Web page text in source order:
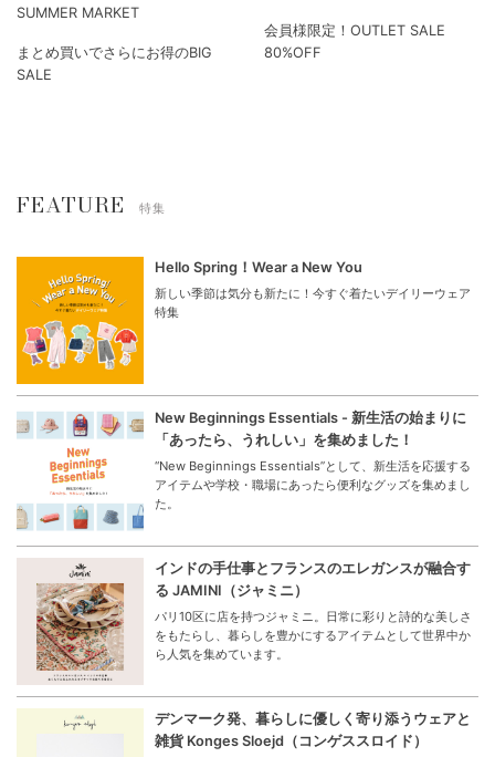
SUMMER MARKET
まとめ買いでさらにお得のBIG
SALE
会員様限定！OUTLET SALE
80%OFF
FEATURE 特集
Hello Spring！Wear a New You
新しい季節は気分も新たに！今すぐ着たいデイリーウェア
特集
New Beginnings Essentials - 新生活の始まりに
「あったら、うれしい」を集めました！
“New Beginnings Essentials”として、新生活を応援する
アイテムや学校・職場にあったら便利なグッズを集めまし
た。
インドの手仕事とフランスのエレガンスが融合す
る JAMINI（ジャミニ）
パリ10区に店を持つジャミニ。日常に彩りと詩的な美しさ
をもたらし、暮らしを豊かにするアイテムとして世界中か
ら人気を集めています。
デンマーク発、暮らしに優しく寄り添うウェアと
雑貨 Konges Sloejd（コンゲススロイド）